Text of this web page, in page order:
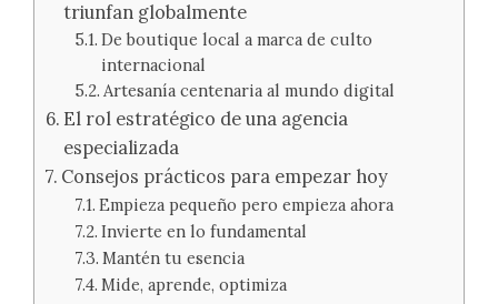
triunfan globalmente
De boutique local a marca de culto
internacional
Artesanía centenaria al mundo digital
El rol estratégico de una agencia
especializada
Consejos prácticos para empezar hoy
Empieza pequeño pero empieza ahora
Invierte en lo fundamental
Mantén tu esencia
Mide, aprende, optimiza